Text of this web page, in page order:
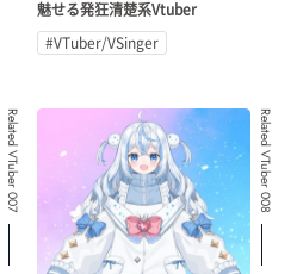
魅せる発狂清楚系Vtuber
#VTuber/VSinger
Related VTuber 007 Related VTuber 008